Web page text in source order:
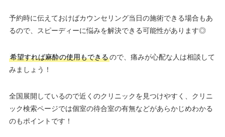
予約時に伝えておけばカウンセリング当日の施術できる場合もあ
るので、スピーディーに悩みを解決できる可能性があります◎
希望すれば麻酔の使用もできるので、痛みが心配な人は相談して
みましょう！
全国展開しているので近くのクリニックを見つけやすく、クリニ
ック検索ページでは個室の待合室の有無などがあらかじめわかる
のもポイントです！